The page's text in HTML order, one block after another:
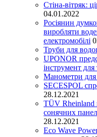
Стіна-вітряк:
04.01.2022
Росіянин
виробляти
електромобілі
Труби для
UPONOR
інструмент для
Манометри
SECESPOL
28.12.2021
TÜV Rheinland
сонячних
28.12.2021
Eco Wave